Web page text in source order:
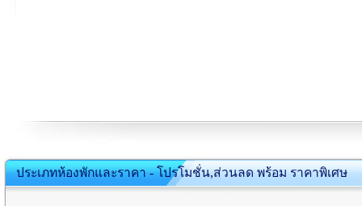
ประเภทห้องพักและราคา - โปรโมชั่น,ส่วนลด พร้อม ราคาพิเศษ